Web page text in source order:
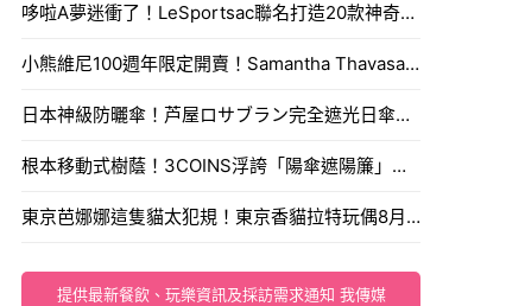
哆啦A夢迷衝了！LeSportsac聯名打造20款神奇道具包，時光機透明包與東京表参道快閃店搶先看。
小熊維尼100週年限定開賣！Samantha Thavasa推出懷舊刺繡包與蜂蜜寶石吊飾，搶購攻略一次看。
日本神級防曬傘！芦屋ロサブラン完全遮光日傘推新色蜜桃柔粉，體感降溫11度涼爽迎夏。
根本移動式樹蔭！3COINS浮誇「陽傘遮陽簾」爆紅，遮光率99.9%連手肘都能完美防曬。
東京芭娜娜這隻貓太犯規！東京香貓拉特玩偶8月1日開賣入手通路售價大公開。
提供最新餐飲、玩樂資訊及採訪需求通知 我傳媒